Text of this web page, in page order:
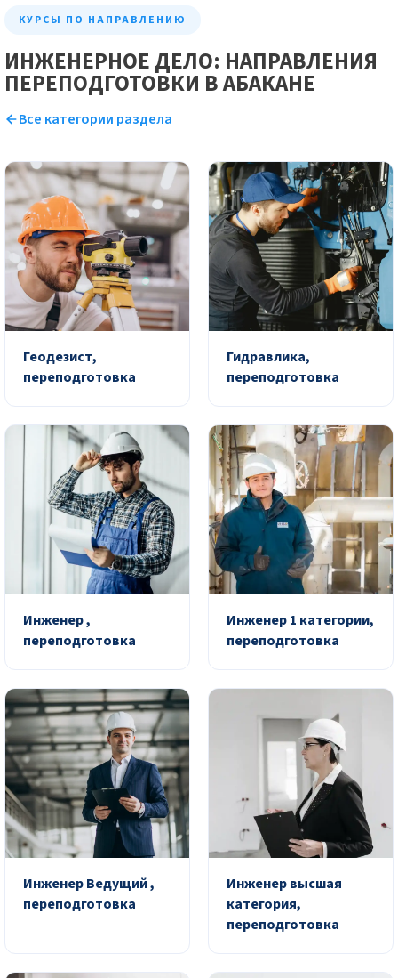
КУРСЫ ПО НАПРАВЛЕНИЮ
ИНЖЕНЕРНОЕ ДЕЛО: НАПРАВЛЕНИЯ
ПЕРЕПОДГОТОВКИ В АБАКАНЕ
Все категории раздела
Геодезист,
переподготовка
Гидравлика,
переподготовка
Инженер ,
переподготовка
Инженер 1 категории,
переподготовка
Инженер Ведущий ,
переподготовка
Инженер высшая
категория,
переподготовка